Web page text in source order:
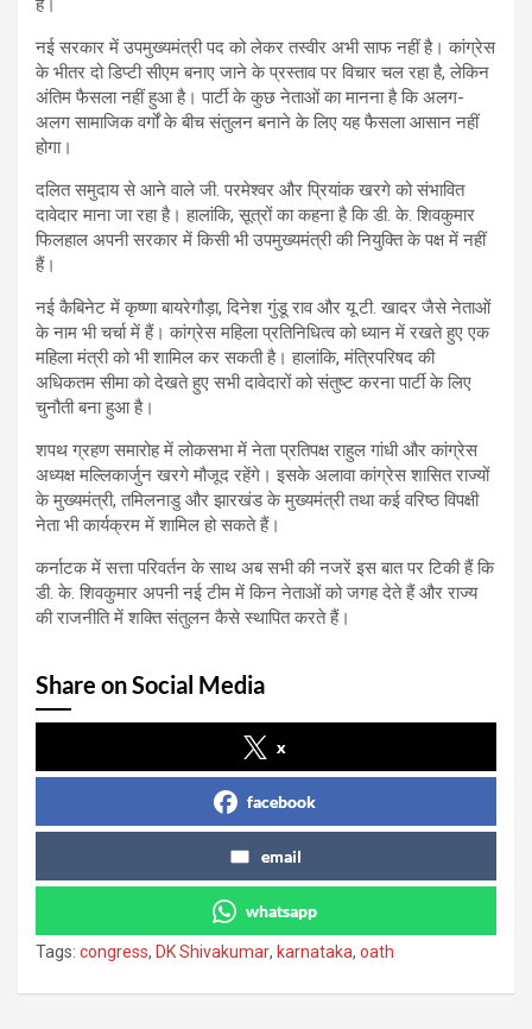
हैं।
नई सरकार में उपमुख्यमंत्री पद को लेकर तस्वीर अभी साफ नहीं है। कांग्रेस
के भीतर दो डिप्टी सीएम बनाए जाने के प्रस्ताव पर विचार चल रहा है, लेकिन
अंतिम फैसला नहीं हुआ है। पार्टी के कुछ नेताओं का मानना है कि अलग-
अलग सामाजिक वर्गों के बीच संतुलन बनाने के लिए यह फैसला आसान नहीं
होगा।
दलित समुदाय से आने वाले जी. परमेश्वर और प्रियांक खरगे को संभावित
दावेदार माना जा रहा है। हालांकि, सूत्रों का कहना है कि डी. के. शिवकुमार
फिलहाल अपनी सरकार में किसी भी उपमुख्यमंत्री की नियुक्ति के पक्ष में नहीं
हैं।
नई कैबिनेट में कृष्णा बायरेगौड़ा, दिनेश गुंडू राव और यू.टी. खादर जैसे नेताओं
के नाम भी चर्चा में हैं। कांग्रेस महिला प्रतिनिधित्व को ध्यान में रखते हुए एक
महिला मंत्री को भी शामिल कर सकती है। हालांकि, मंत्रिपरिषद की
अधिकतम सीमा को देखते हुए सभी दावेदारों को संतुष्ट करना पार्टी के लिए
चुनौती बना हुआ है।
शपथ ग्रहण समारोह में लोकसभा में नेता प्रतिपक्ष राहुल गांधी और कांग्रेस
अध्यक्ष मल्लिकार्जुन खरगे मौजूद रहेंगे। इसके अलावा कांग्रेस शासित राज्यों
के मुख्यमंत्री, तमिलनाडु और झारखंड के मुख्यमंत्री तथा कई वरिष्ठ विपक्षी
नेता भी कार्यक्रम में शामिल हो सकते हैं।
कर्नाटक में सत्ता परिवर्तन के साथ अब सभी की नजरें इस बात पर टिकी हैं कि
डी. के. शिवकुमार अपनी नई टीम में किन नेताओं को जगह देते हैं और राज्य
की राजनीति में शक्ति संतुलन कैसे स्थापित करते हैं।
Share on Social Media
x
facebook
email
whatsapp
Tags: congress, DK Shivakumar, karnataka, oath